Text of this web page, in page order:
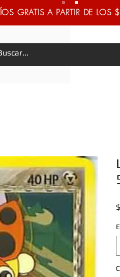
GRATIS A PARTIR DE